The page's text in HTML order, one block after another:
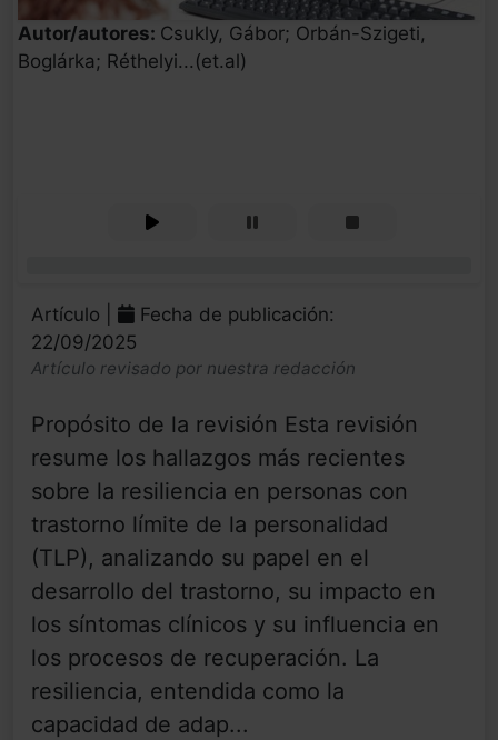
Autor/autores: Csukly, Gábor; Orbán-Szigeti,
Boglárka; Réthelyi...(et.al)
Artículo |
Fecha de publicación:
22/09/2025
Artículo revisado por nuestra redacción
Propósito de la revisión Esta revisión
resume los hallazgos más recientes
sobre la resiliencia en personas con
trastorno límite de la personalidad
(TLP), analizando su papel en el
desarrollo del trastorno, su impacto en
los síntomas clínicos y su influencia en
los procesos de recuperación. La
resiliencia, entendida como la
capacidad de adap...